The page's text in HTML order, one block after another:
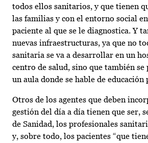
todos ellos sanitarios, y que tienen
las familias y con el entorno social
paciente al que se le diagnostica. Y
nuevas infraestructuras, ya que no
sanitaria se va a desarrollar en un
centro de salud, sino que también se
un aula donde se hable de educación
Otros de los agentes que deben
gestión del día a día tienen que ser,
de Sanidad, los profesionales
y, sobre todo, los pacientes “que